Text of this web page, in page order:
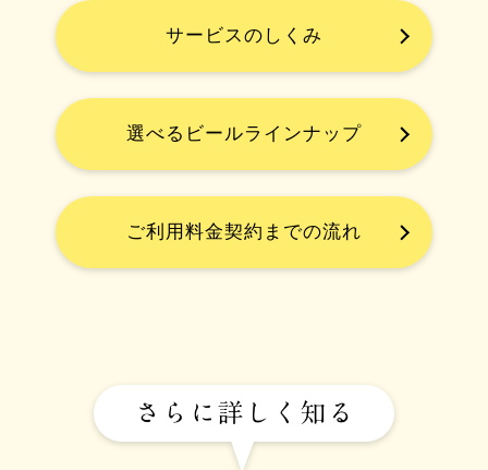
サービスのしくみ
選べるビールラインナップ
ご利用料金契約までの流れ